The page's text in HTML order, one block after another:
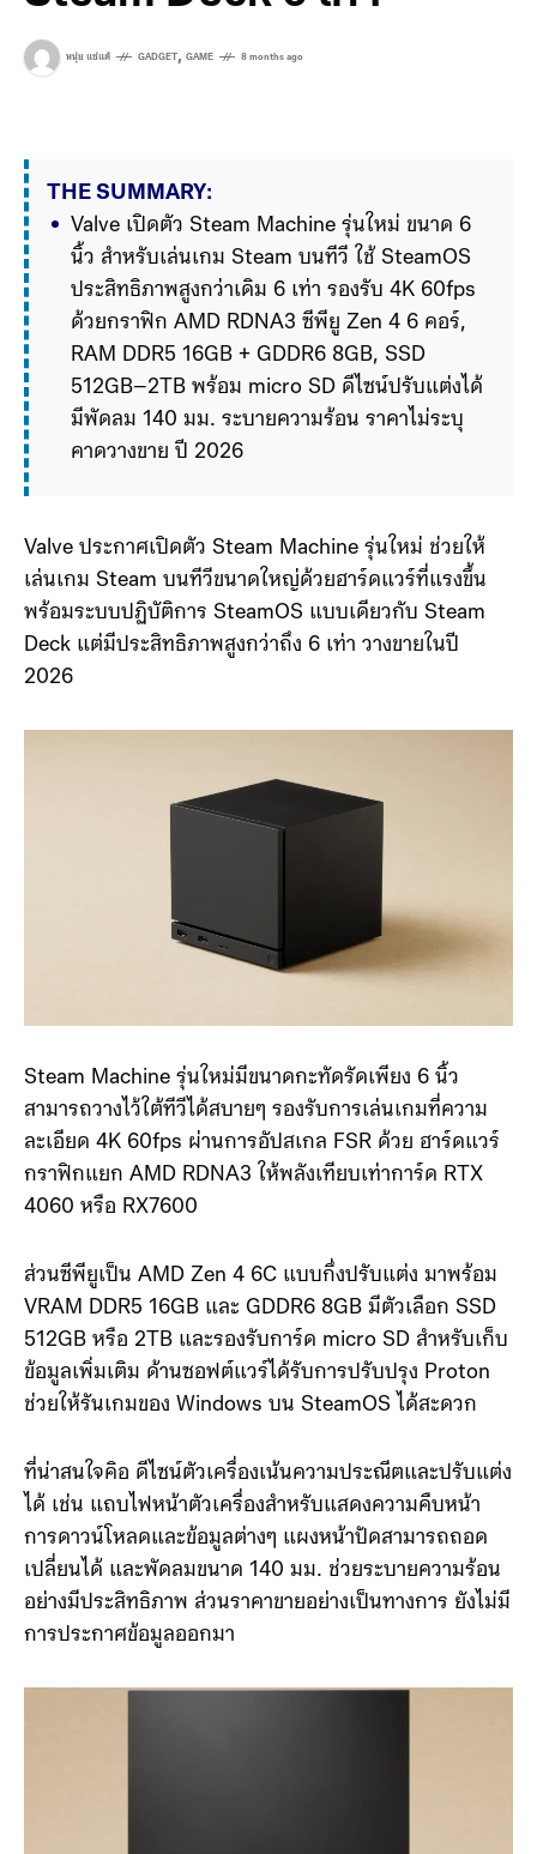
หนุ่ย แซ่แต้ GADGET, GAME 8 months ago
THE SUMMARY:
Valve เปิดตัว Steam Machine รุ่นใหม่ ขนาด 6
นิ้ว สำหรับเล่นเกม Steam บนทีวี ใช้ SteamOS
ประสิทธิภาพสูงกว่าเดิม 6 เท่า รองรับ 4K 60fps
ด้วยกราฟิก AMD RDNA3 ซีพียู Zen 4 6 คอร์,
RAM DDR5 16GB + GDDR6 8GB, SSD
512GB–2TB พร้อม micro SD ดีไซน์ปรับแต่งได้
มีพัดลม 140 มม. ระบายความร้อน ราคาไม่ระบุ
คาดวางขาย ปี 2026
Valve ประกาศเปิดตัว Steam Machine รุ่นใหม่ ช่วยให้
เล่นเกม Steam บนทีวีขนาดใหญ่ด้วยฮาร์ดแวร์ที่แรงขึ้น
พร้อมระบบปฏิบัติการ SteamOS แบบเดียวกับ Steam
Deck แต่มีประสิทธิภาพสูงกว่าถึง 6 เท่า วางขายในปี
2026
Steam Machine รุ่นใหม่มีขนาดกะทัดรัดเพียง 6 นิ้ว
สามารถวางไว้ใต้ทีวีได้สบายๆ รองรับการเล่นเกมที่ความ
ละเอียด 4K 60fps ผ่านการอัปสเกล FSR ด้วย ฮาร์ดแวร์
กราฟิกแยก AMD RDNA3 ให้พลังเทียบเท่าการ์ด RTX
4060 หรือ RX7600
ส่วนซีพียูเป็น AMD Zen 4 6C แบบกึ่งปรับแต่ง มาพร้อม
VRAM DDR5 16GB และ GDDR6 8GB มีตัวเลือก SSD
512GB หรือ 2TB และรองรับการ์ด micro SD สำหรับเก็บ
ข้อมูลเพิ่มเติม ด้านซอฟต์แวร์ได้รับการปรับปรุง Proton
ช่วยให้รันเกมของ Windows บน SteamOS ได้สะดวก
ที่น่าสนใจคิอ ดีไซน์ตัวเครื่องเน้นความประณีตและปรับแต่ง
ได้ เช่น แถบไฟหน้าตัวเครื่องสำหรับแสดงความคืบหน้า
การดาวน์โหลดและข้อมูลต่างๆ แผงหน้าปัดสามารถถอด
เปลี่ยนได้ และพัดลมขนาด 140 มม. ช่วยระบายความร้อน
อย่างมีประสิทธิภาพ ส่วนราคาขายอย่างเป็นทางการ ยังไม่มี
การประกาศข้อมูลออกมา